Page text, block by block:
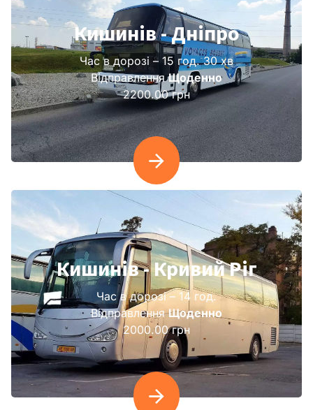
Кишинів - Дніпро
Час в дорозі – 15 год. 30 хв
ВідправленняЩоденно
2200.00 грн
Кишинів - Кривий Ріг
Час в дорозі – 14 год.
ВідправленняЩоденно
2000.00 грн